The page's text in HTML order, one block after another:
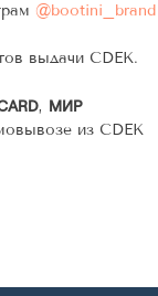
@bootini_brand
выдачи СDEК.
, МИР
из СDEК